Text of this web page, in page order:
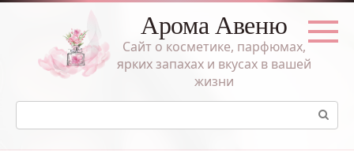
Перейти
Арома Авеню
Сайт о косметике, парфюмах,
ярких запахах и вкусах в вашей
жизни
Поиск: